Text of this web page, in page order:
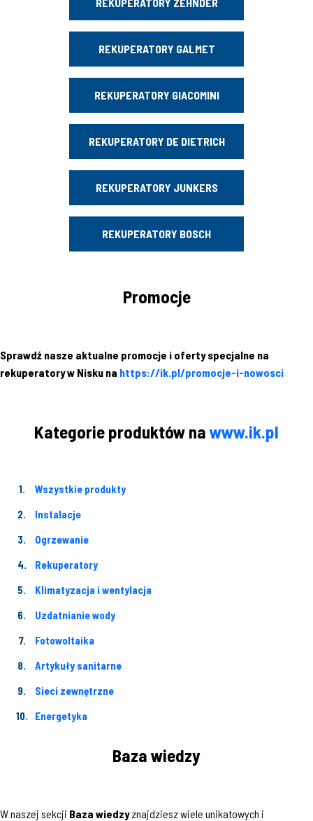
REKUPERATORY GALMET
REKUPERATORY GIACOMINI
REKUPERATORY DE DIETRICH
REKUPERATORY JUNKERS
REKUPERATORY BOSCH
Promocje
Sprawdź nasze aktualne promocje i oferty specjalne na
rekuperatory w Nisku na https://ik.pl/promocje-i-nowosci
Kategorie produktów na www.ik.pl
Wszystkie produkty
Instalacje
Ogrzewanie
Rekuperatory
Klimatyzacja i wentylacja
Uzdatnianie wody
Fotowoltaika
Artykuły sanitarne
Sieci zewnętrzne
Energetyka
Baza wiedzy
W naszej sekcji Baza wiedzyznajdziesz wiele unikatowych i